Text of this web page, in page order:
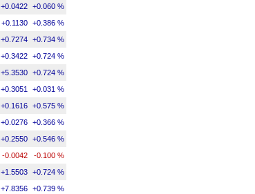
+0.0422 +0.060 %
+0.1130 +0.386 %
+0.7274 +0.734 %
+0.3422 +0.724 %
+5.3530 +0.724 %
+0.3051 +0.031 %
+0.1616 +0.575 %
+0.0276 +0.366 %
+0.2550 +0.546 %
-0.0042 -0.100 %
+1.5503 +0.724 %
+7.8356 +0.739 %